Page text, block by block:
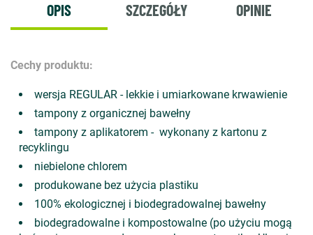
OPIS SZCZEGÓŁY OPINIE
Cechy produktu:
wersja REGULAR - lekkie i umiarkowane krwawienie
tampony z organicznej bawełny
tampony z aplikatorem - wykonany z kartonu z
recyklingu
niebielone chlorem
produkowane bez użycia plastiku
100% ekologicznej i biodegradowalnej bawełny
biodegradowalne i kompostowalne (po użyciu mogą